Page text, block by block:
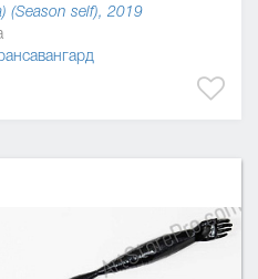
(Season self), 2019